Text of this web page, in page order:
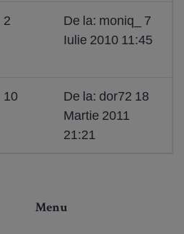
2
De la: moniq_ 7
Iulie 2010 11:45
10
De la: dor72 18
Martie 2011
21:21
Menu